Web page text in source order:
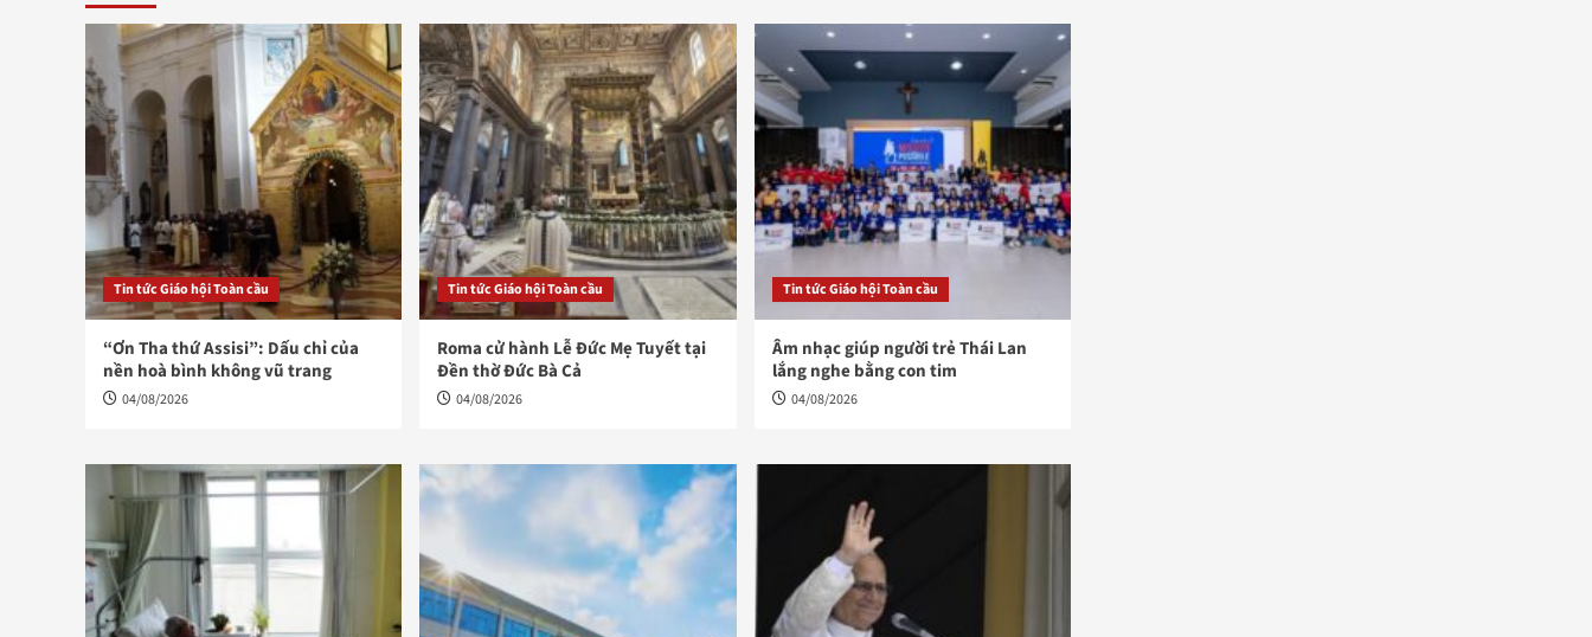
Tin tức Giáo hội Toàn cầu
“Ơn Tha thứ Assisi”: Dấu chỉ của
nền hoà bình không vũ trang
04/08/2026
Tin tức Giáo hội Toàn cầu
Roma cử hành Lễ Đức Mẹ Tuyết tại
Đền thờ Đức Bà Cả
04/08/2026
Tin tức Giáo hội Toàn cầu
Âm nhạc giúp người trẻ Thái Lan
lắng nghe bằng con tim
04/08/2026